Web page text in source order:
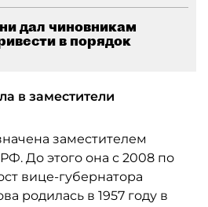
дал чиновникам
в порядок
в заместители
заместителем
До этого она с 2008 по
вице-губернатора
родилась в 1957 году в